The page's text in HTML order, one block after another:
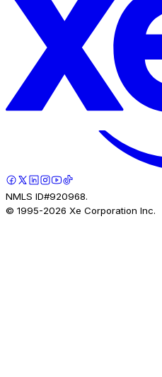
NMLS ID#920968.
© 1995-2026 Xe Corporation Inc.